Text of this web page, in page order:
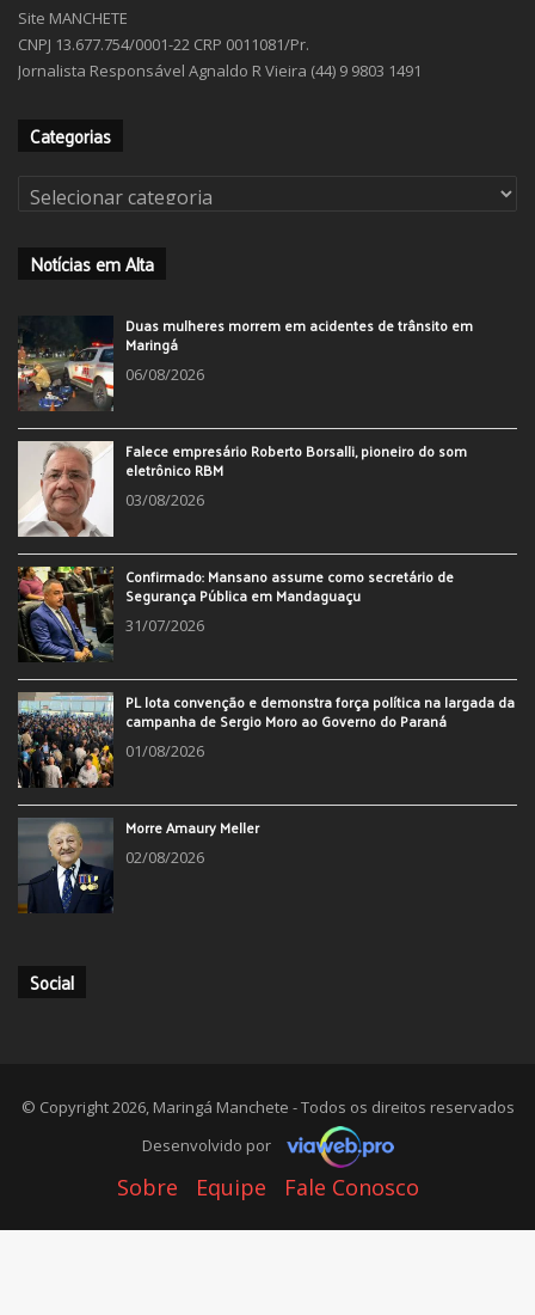
Site MANCHETE
CNPJ 13.677.754/0001-22 CRP 0011081/Pr.
Jornalista Responsável Agnaldo R Vieira (44) 9 9803 1491
Categorias
Categorias
Notícias em Alta
Duas mulheres morrem em acidentes de trânsito em
Maringá
06/08/2026
Falece empresário Roberto Borsalli, pioneiro do som
eletrônico RBM
03/08/2026
Confirmado: Mansano assume como secretário de
Segurança Pública em Mandaguaçu
31/07/2026
PL lota convenção e demonstra força política na largada da
campanha de Sergio Moro ao Governo do Paraná
01/08/2026
Morre Amaury Meller
02/08/2026
Social
© Copyright 2026, Maringá Manchete - Todos os direitos reservados
Desenvolvido por
Sobre Equipe Fale Conosco